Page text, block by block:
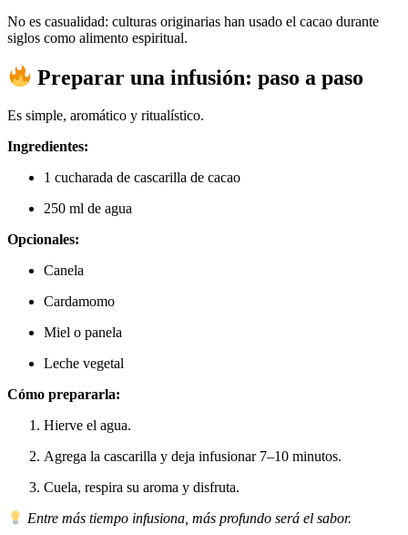
No es casualidad: culturas originarias han usado el cacao durante
siglos como alimento espiritual.
Preparar una infusión: paso a paso
Es simple, aromático y ritualístico.
Ingredientes:
1 cucharada de cascarilla de cacao
250 ml de agua
Opcionales:
Canela
Cardamomo
Miel o panela
Leche vegetal
Cómo prepararla:
Hierve el agua.
Agrega la cascarilla y deja infusionar 7–10 minutos.
Cuela, respira su aroma y disfruta.
Entre más tiempo infusiona, más profundo será el sabor.